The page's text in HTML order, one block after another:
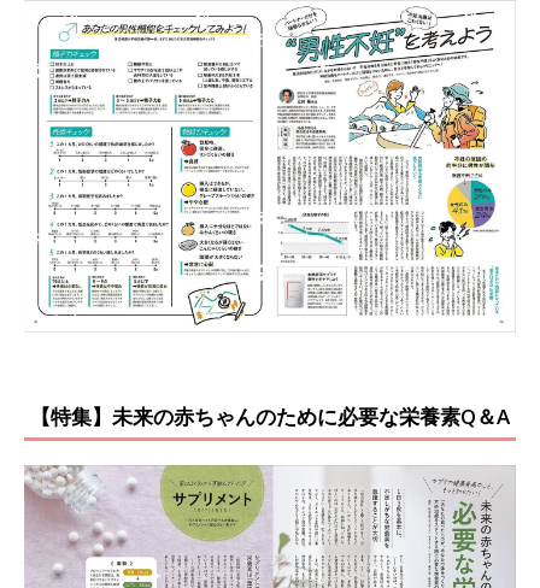
【特集】未来の赤ちゃんのために必要な栄養素Q＆A